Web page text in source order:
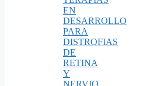
EN
DESARROLLO
PARA
DISTROFIAS
DE
RETINA
Y